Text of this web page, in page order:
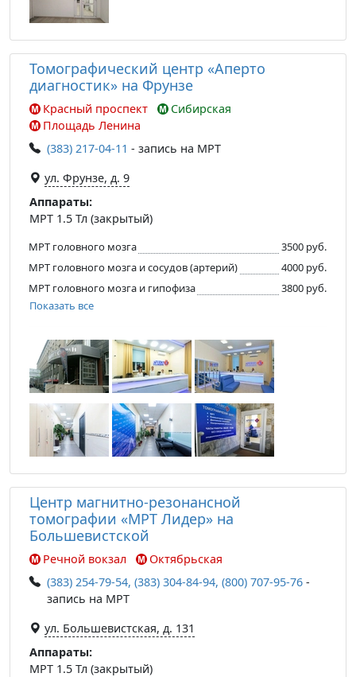
Томографический центр «Аперто
диагностик» на Фрунзе
Красный проспект
Сибирская
Площадь Ленина
(383) 217-04-11 - запись на МРТ
ул. Фрунзе, д. 9
Аппараты:
МРТ 1.5 Тл (закрытый)
МРТ головного мозга
3500 руб.
МРТ головного мозга и сосудов (артерий)
4000 руб.
МРТ головного мозга и гипофиза
3800 руб.
Показать все
Центр магнитно-резонансной
томографии «МРТ Лидер» на
Большевистской
Речной вокзал
Октябрьская
(383) 254-79-54, (383) 304-84-94, (800) 707-95-76 -
запись на МРТ
ул. Большевистская, д. 131
Аппараты:
МРТ 1.5 Тл (закрытый)